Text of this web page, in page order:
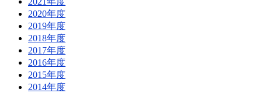
2020年度
2019年度
2018年度
2017年度
2016年度
2015年度
2014年度